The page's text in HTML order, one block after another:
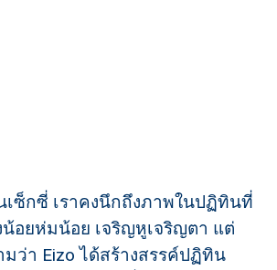
ซ็กซี่ เราคงนึกถึงภาพในปฏิทินที่
อยห่มน้อย เจริญหูเจริญตา แต่
ว่า Eizo ได้สร้างสรรค์ปฏิทิน